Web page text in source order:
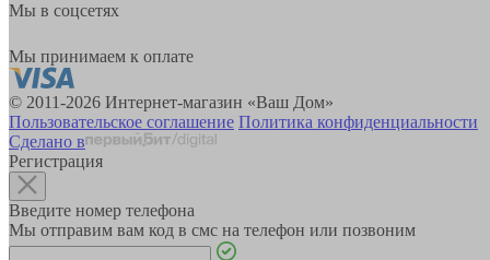
Мы в соцсетях
Мы принимаем к оплате
© 2011-2026 Интернет-магазин «Ваш Дом»
Пользовательское соглашение Политика конфиденциальности
Сделано в
Регистрация
Введите номер телефона
Мы отправим вам код в смс на телефон или позвоним